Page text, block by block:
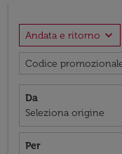
Andata e ritorno expand_more
Codice
Da
Seleziona origine
Per